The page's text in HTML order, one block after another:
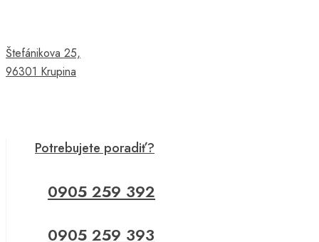
Štefánikova 25,
96301 Krupina
Potrebujete poradiť?
0905 259 392
0905 259 393